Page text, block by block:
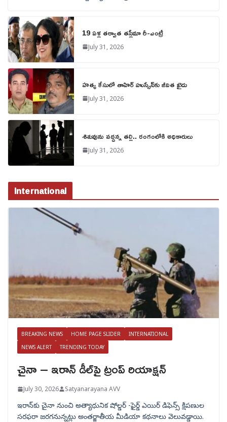
19 ఏళ్ల తర్వాత తస్లీమా రీ-ఎంట్రీ
July 31, 2026
హత్య కేసులో తాహిర్ హుస్సేన్‌కు జీవిత ఖైదు
July 31, 2026
శిశువును వద్దన్న తల్లి.. రంగంలోకి అధికారులు
July 31, 2026
International
BREAKING NEWS HOME PAGE SLIDER
INTERNATIONAL
NEWS ALERT
TRENDING TODAY
చైనా – ఇరాన్ డీల్‌పై ట్రంప్ రియాక్షన్
July 30, 2026 Satyanarayana AVV
ఇరాన్‌కు చైనా నుంచి అత్యాధునిక షోల్డర్‌ -ఫైర్డ్ ఎయిర్ డిఫెన్స్ క్షిపణుల
సరఫరా జరగనున్నట్లు అంతర్జాతీయ మీడియా కథనాలు వెలువడ్డాయి.